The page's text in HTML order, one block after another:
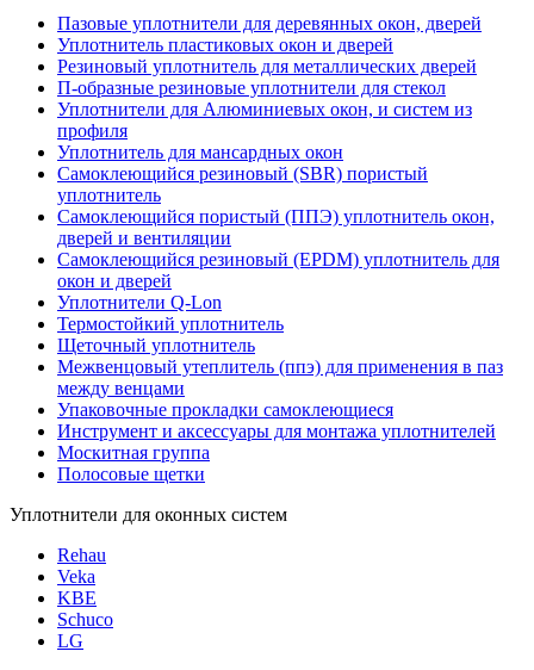
Пазовые уплотнители для деревянных окон, дверей
Уплотнитель пластиковых окон и дверей
Резиновый уплотнитель для металлических дверей
П-образные резиновые уплотнители для стекол
Уплотнители для Алюминиевых окон, и систем из
профиля
Уплотнитель для мансардных окон
Самоклеющийся резиновый (SBR) пористый
уплотнитель
Cамоклеющийся пористый (ППЭ) уплотнитель окон,
дверей и вентиляции
Самоклеющийся резиновый (EPDM) уплотнитель для
окон и дверей
Уплотнители Q-Lon
Термостойкий уплотнитель
Щеточный уплотнитель
Межвенцовый утеплитель (ппэ) для применения в паз
между венцами
Упаковочные прокладки самоклеющиеся
Инструмент и аксессуары для монтажа уплотнителей
Москитная группа
Полосовые щетки
Уплотнители для оконных систем
Rehau
Veka
KBE
Schuco
LG